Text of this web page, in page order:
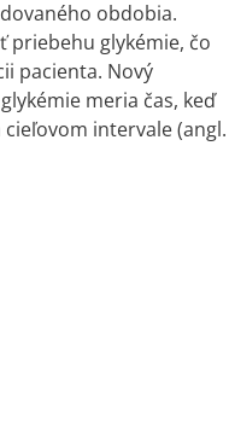
obdobia.
priebehu glykémie, čo
pacienta. Nový
meria čas, keď
intervale (angl.